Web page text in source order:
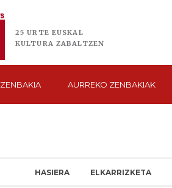
25 URTE EUSKAL
KULTURA ZABALTZEN
ZENBAKIA AURREKO ZENBAKIAK
HASIERA ELKARRIZKETA